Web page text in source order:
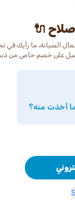
🔌
الصيانة، ما رأيك في
لتحصل على خصم خاص من
أخذت منه؟